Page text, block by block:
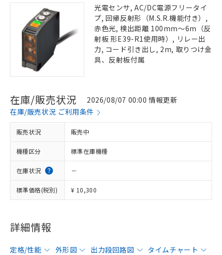
光電センサ, AC/DC電源フリータイ
プ, 回帰反射形（M.S.R.機能付き）,
赤色光, 検出距離 100mm～6m（反
射板 形E39-R1使用時）, リレー出
力, コード引き出し, 2m, 取りつけ金
具、反射板付属
在庫/販売状況
2026/08/07 00:00 情報更新
在庫/販売状況 ご利用条件
販売状況 販売中
機種区分 標準在庫機種
在庫状況 －
標準価格(税別) ¥ 10,300
詳細情報
定格/性能 外形図 出力段回路図
タイムチャート